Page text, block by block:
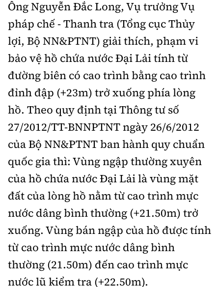
Ông Nguyễn Đắc Long, Vụ trưởng Vụ
pháp chế - Thanh tra (Tổng cục Thủy
lợi, Bộ NN&PTNT) giải thích, phạm vi
bảo vệ hồ chứa nước Đại Lải tính từ
đường biên có cao trình bằng cao trình
đỉnh đập (+23m) trở xuống phía lòng
hồ. Theo quy định tại Thông tư số
27/2012/TT-BNNPTNT ngày 26/6/2012
của Bộ NN&PTNT ban hành quy chuẩn
quốc gia thì: Vùng ngập thường xuyên
của hồ chứa nước Đại Lải là vùng mặt
đất của lòng hồ nằm từ cao trình mực
nước dâng bình thường (+21.50m) trở
xuống. Vùng bán ngập của hồ được tính
từ cao trình mực nước dâng bình
thường (21.50m) đến cao trình mực
nước lũ kiểm tra (+22.50m).